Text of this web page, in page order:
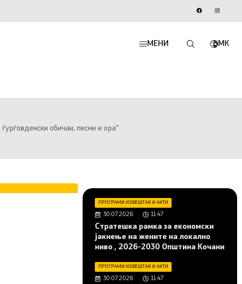
МЕНИ MK
обичаи, песни и ора“
ПРОГРАМИ ИЗВЕШТАИ И АКТИ
30.07.2026 11:47
Стратешка рамка за економски
јакнење на жените на локално
ниво , 2026-2030 Општина Кочани
ПРОГРАМИ ИЗВЕШТАИ И АКТИ
30.07.2026 11:47